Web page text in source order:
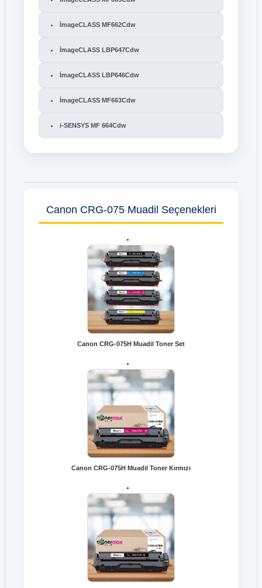
İmageCLASS MF662Cdw
İmageCLASS LBP647Cdw
İmageCLASS LBP646Cdw
İmageCLASS MF663Cdw
i-SENSYS MF 664Cdw
Canon CRG-075 Muadil Seçenekleri
Canon CRG-075H Muadil Toner Set
Canon CRG-075H Muadil Toner Kırmızı